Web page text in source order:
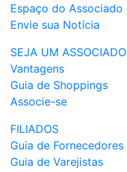
Espaço do Associado
Envie sua Notícia
SEJA UM ASSOCIADO
Vantagens
Guia de Shoppings
Associe-se
FILIADOS
Guia de Fornecedores
Guia de Varejistas